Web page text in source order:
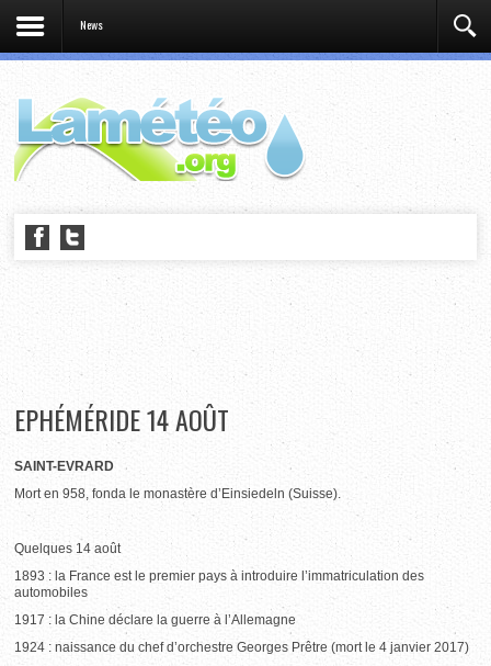
News
EPHÉMÉRIDE 14 AOÛT
SAINT-EVRARD
Mort en 958, fonda le monastère d’Einsiedeln (Suisse).
Quelques 14 août
1893 : la France est le premier pays à introduire l’immatriculation des
automobiles
1917 : la Chine déclare la guerre à l’Allemagne
1924 : naissance du chef d’orchestre Georges Prêtre (mort le 4 janvier 2017)